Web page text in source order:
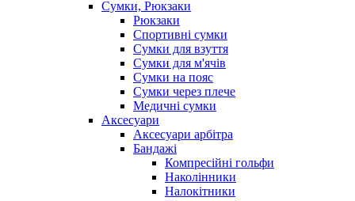
Сумки, Рюкзаки
Рюкзаки
Спортивні сумки
Сумки для взуття
Сумки для м'ячів
Сумки на пояс
Сумки через плече
Медичні сумки
Аксесуари
Аксесуари арбітра
Бандажі
Компресійні гольфи
Наколінники
Налокітники